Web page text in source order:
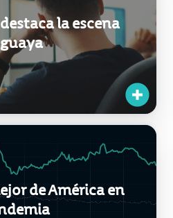
la escena
de América en